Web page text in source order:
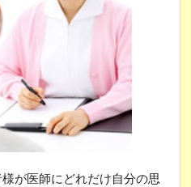
が医師にどれだけ自分の思